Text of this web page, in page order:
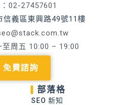
02-27457601
信義區東興路49號11樓
至周五 10:00 – 19:00
免費諮詢
部落格
SEO 新知